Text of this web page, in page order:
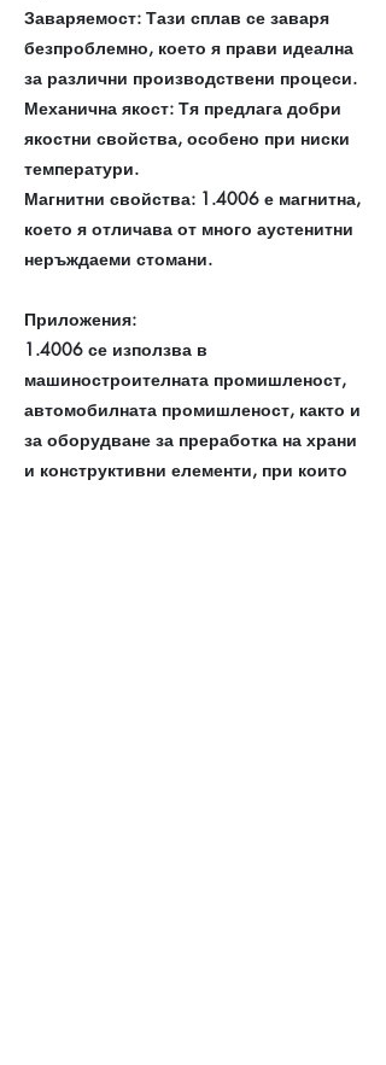
Заваряемост: Тази сплав се заваря
безпроблемно, което я прави идеална
за различни производствени процеси.
Механична якост: Тя предлага добри
якостни свойства, особено при ниски
температури.
Магнитни свойства: 1.4006 е магнитна,
което я отличава от много аустенитни
неръждаеми стомани.
Приложения:
1.4006 се използва в
машиностроителната промишленост,
автомобилната промишленост, както и
за оборудване за преработка на храни
и конструктивни елементи, при които